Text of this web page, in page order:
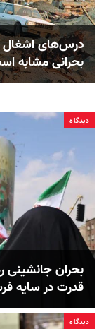
درس‌های اشغال
بحرانی مشابه
دیدگاه
بحران جانشینی
قدرت در سایه
دیدگاه